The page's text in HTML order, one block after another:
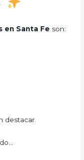
en Santa Fe son:
destacar.